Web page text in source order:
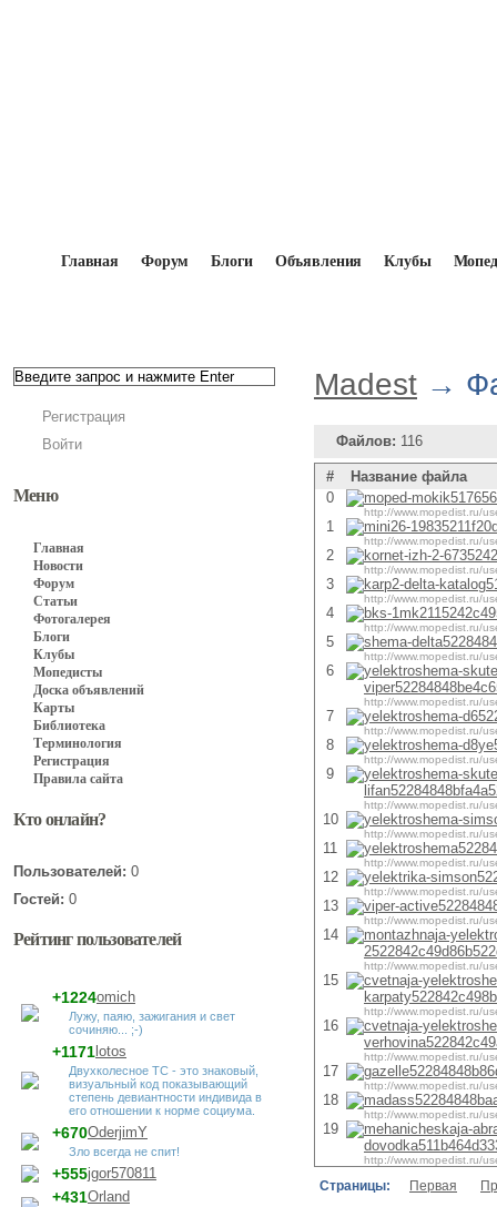
Главная Форум Блоги Объявления Клубы
Регистрация
Войти
Меню
Главная
Новости
Форум
Статьи
Фотогалерея
Блоги
Клубы
Мопедисты
Доска объявлений
Карты
Библиотека
Терминология
Регистрация
Правила сайта
Кто онлайн?
Пользователей: 0
Гостей: 0
Рейтинг пользователей
omich
+1224
Лужу, паяю, зажигания и свет
сочиняю... ;-)
lotos
+1171
Двухколесное ТС - это знаковый,
визуальный код показывающий
степень девиантности индивида в
его отношении к норме социума.
OderjimY
+670
Зло всегда не спит!
jgor570811
+555
Orland
+431
Madest →
Файлов: 116
#
Название файла
0
moped-
http://www.mopedist.ru/
1 mini26-
http://www.mopedist.ru/
2 kornet-izh-2-
http://www.mopedist.ru/
3 karp2-delta-
http://www.mopedist.ru/
4 bks-
http://www.mopedist.ru/
5 shema-
http://www.mopedist.ru/
6
yelektroshema-
http://www.mopedist.ru/
7 yelektroshema-
http://www.mopedist.ru/
8 yelektroshema-
http://www.mopedist.ru/
9
yelektroshema-
http://www.mopedist.ru/
10 yelektroshema-
http://www.mopedist.ru/
11
http://www.mopedist.ru/
12 yelektrika-
http://www.mopedist.ru/
13 viper-
http://www.mopedist.ru/
14
montazhnaja-
http://www.mopedist.ru/
15
cvetnaja-
http://www.mopedist.ru/
16
cvetnaja-
http://www.mopedist.ru/
17
http://www.mopedist.ru/
18
http://www.mopedist.ru/
19
mehanicheskaja-
http://www.mopedist.ru/
Страницы: Первая